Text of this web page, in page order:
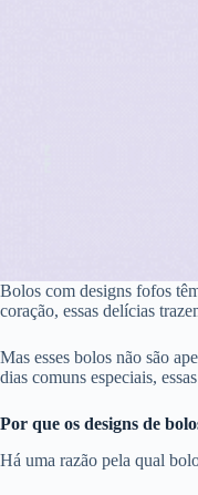
Bolos com designs fofos
coração, essas delícias
Mas esses bolos não são
dias comuns especiais,
Por que os designs de
Há uma razão pela qual